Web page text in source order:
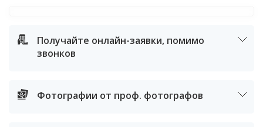
Получайте онлайн-заявки, помимо
звонков
Фотографии от проф. фотографов